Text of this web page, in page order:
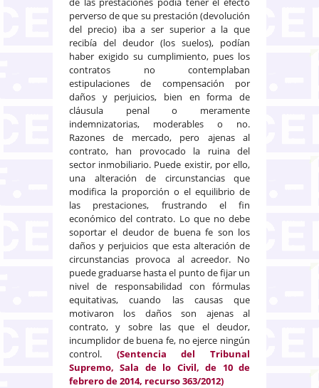
perverso de que su prestación (devolución
del precio) iba a ser superior a la que
recibía del deudor (los suelos), podían
haber exigido su cumplimiento, pues los
contratos no contemplaban
estipulaciones de compensación por
daños y perjuicios, bien en forma de
cláusula penal o meramente
indemnizatorias, moderables o no.
Razones de mercado, pero ajenas al
contrato, han provocado la ruina del
sector inmobiliario. Puede existir, por ello,
una alteración de circunstancias que
modifica la proporción o el equilibrio de
las prestaciones, frustrando el fin
económico del contrato. Lo que no debe
soportar el deudor de buena fe son los
daños y perjuicios que esta alteración de
circunstancias provoca al acreedor. No
puede graduarse hasta el punto de fijar un
nivel de responsabilidad con fórmulas
equitativas, cuando las causas que
motivaron los daños son ajenas al
contrato, y sobre las que el deudor,
incumplidor de buena fe, no ejerce ningún
control. (Sentencia del Tribunal
Supremo, Sala de lo Civil, de 10 de
febrero de 2014, recurso 363/2012)